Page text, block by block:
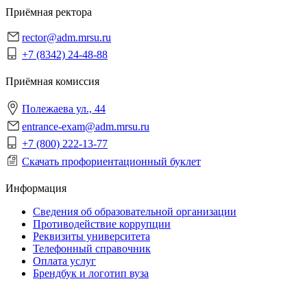
Приёмная ректора
rector@adm.mrsu.ru
+7 (8342) 24-48-88
Приёмная комиссия
Полежаева ул., 44
entrance-exam@adm.mrsu.ru
+7 (800) 222-13-77
Скачать профориентационный буклет
Информация
Сведения об образовательной организации
Противодействие коррупции
Реквизиты университета
Телефонный справочник
Оплата услуг
Брендбук и логотип вуза